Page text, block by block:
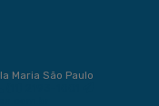
Maria São Paulo